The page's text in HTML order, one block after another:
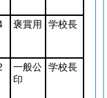
褒賞用 学校長
一般公
印
学校長